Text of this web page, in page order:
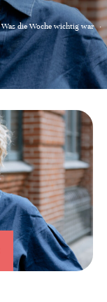
Was die Woche wichtig war ·